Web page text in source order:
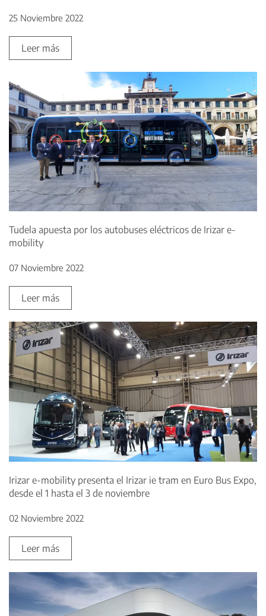
25 Noviembre 2022
Leer más
Tudela apuesta por los autobuses eléctricos de Irizar e-
mobility
07 Noviembre 2022
Leer más
Irizar e-mobility presenta el Irizar ie tram en Euro Bus Expo,
desde el 1 hasta el 3 de noviembre
02 Noviembre 2022
Leer más